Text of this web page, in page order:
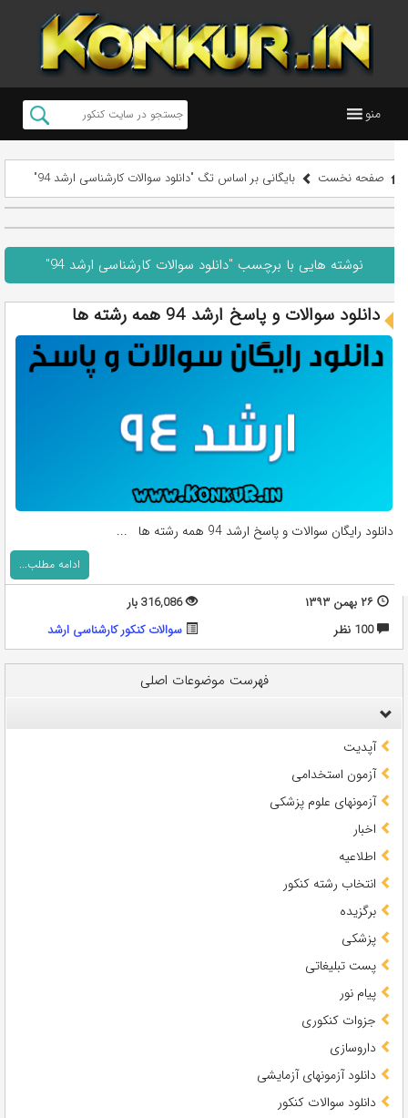
منو
صفحه نخست بایگانی بر اساس تگ "دانلود سوالات کارشناسی ارشد 94"
نوشته هایی با برچسب "دانلود سوالات کارشناسی ارشد 94"
دانلود سوالات و پاسخ ارشد 94 همه رشته ها
دانلود رایگان سوالات و پاسخ ارشد 94 همه رشته ها ...
ادامه مطلب...
۲۶ بهمن ۱۳۹۳
316,086 بار
100 نظر
سوالات کنکور کارشناسی ارشد
فهرست موضوعات اصلی
آپدیت
آزمون استخدامی
آزمونهای علوم پزشکی
اخبار
اطلاعیه
انتخاب رشته کنکور
برگزیده
پزشکی
پست تبلیغاتی
پیام نور
جزوات کنکوری
داروسازی
دانلود آزمونهای آزمایشی
دانلود سوالات کنکور